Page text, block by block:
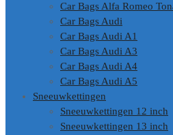
Car Bags Alfa Romeo
Car Bags Audi
Car Bags Audi A1
Car Bags Audi A3
Car Bags Audi A4
Car Bags Audi A5
Sneeuwkettingen
Sneeuwkettingen 12 inch
Sneeuwkettingen 13 inch